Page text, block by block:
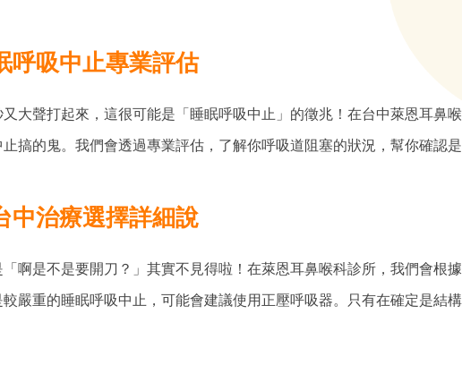
呼吸中止專業評估
大聲打起來，這很可能是「睡眠呼吸中止」的徵兆！在台中萊恩耳鼻
搞的鬼。我們會透過專業評估，了解你呼吸道阻塞的狀況，幫你確認
中治療選擇詳細說
啊是不是要開刀？」其實不見得啦！在萊恩耳鼻喉科診所，我們會根
嚴重的睡眠呼吸中止，可能會建議使用正壓呼吸器。只有在確定是結